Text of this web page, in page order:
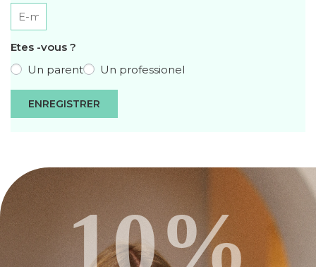
Etes -vous ?
Un parent
Un professionel
ENREGISTRER
10%